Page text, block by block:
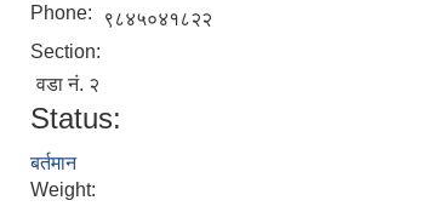
Phone:
९८४५०४१८२२
Section:
वडा नं. २
Status:
बर्तमान
Weight: